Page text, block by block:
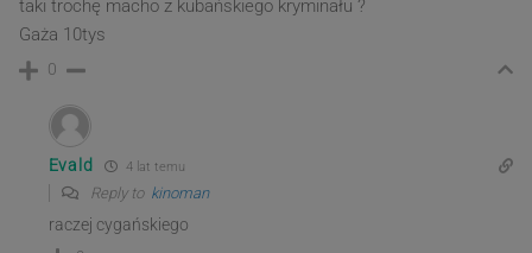
taki trochę macho z kubańskiego kryminału ?
Gaża 10tys
0
Evald 4 lat temu
Reply to kinoman
raczej cygańskiego